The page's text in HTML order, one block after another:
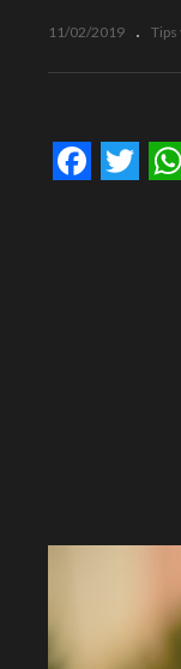
11/02/2019 Tips